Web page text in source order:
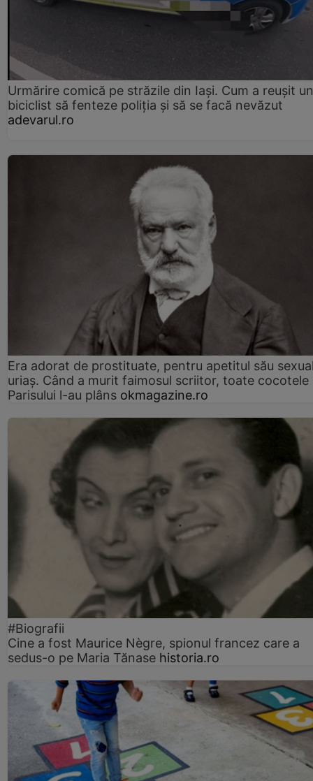
Urmărire comică pe străzile din Iași. Cum a reușit un
biciclist să fenteze poliția și să se facă nevăzut
adevarul.ro
Era adorat de prostituate, pentru apetitul său
uriaș. Când a murit faimosul scriitor, toate cocotele
Parisului l-au plâns okmagazine.ro
#Biografii
Cine a fost Maurice Nègre, spionul francez care a
sedus-o pe Maria Tănase historia.ro